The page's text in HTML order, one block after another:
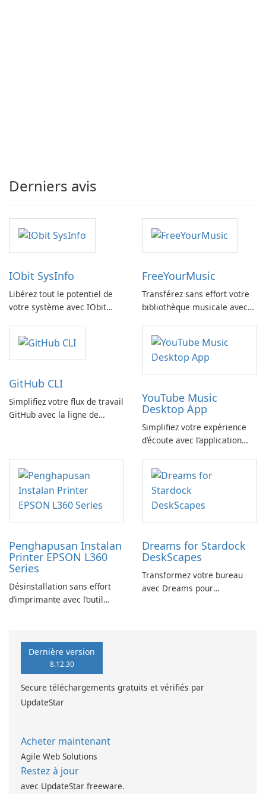
Derniers avis
IObit SysInfo
Libérez tout le potentiel de
votre système avec IObit
FreeYourMusic
Transférez sans effort votre
bibliothèque musicale avec
GitHub CLI
Simplifiez votre flux de travail
GitHub avec la ligne de
YouTube Music
Desktop App
Simplifiez votre expérience
d’écoute avec l’application
Penghapusan Instalan
Printer EPSON L360
Series
Désinstallation sans effort
d’imprimante avec l’outil
Dreams for Stardock
DeskScapes
Transformez votre bureau
avec Dreams pour
Dernière version
8.12.30
Secure téléchargements gratuits et vérifiés par
UpdateStar
Acheter maintenant
Agile Web Solutions
Restez à jour
avec UpdateStar freeware.